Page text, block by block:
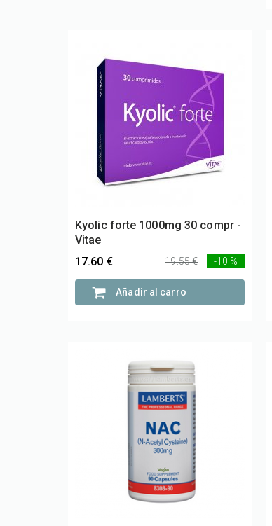
Kyolic forte 1000mg 30 compr -
Vitae
17.60 €
19.55 € -10 %
Añadir al carro